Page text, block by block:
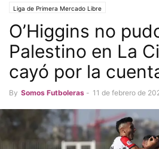
Liga de Primera Mercado Libre
O’Higgins no
Palestino en La
cayó por la
By Somos Futboleras - 11 de febrero de